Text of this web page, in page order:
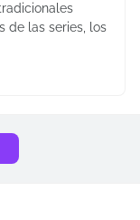
de las series, los